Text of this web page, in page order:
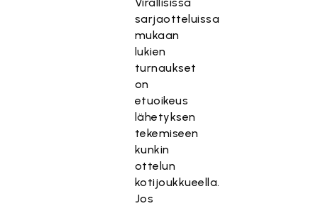
sarjaotteluissa
mukaan
lukien
turnaukset
on
etuoikeus
lähetyksen
tekemiseen
kunkin
ottelun
kotijoukkueella.
Jos